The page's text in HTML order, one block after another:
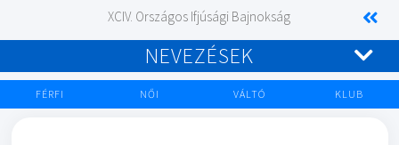
XCIV. Országos Ifjúsági Bajnokság
NEVEZÉSEK
FÉRFI NŐI VÁLTÓ KLUB